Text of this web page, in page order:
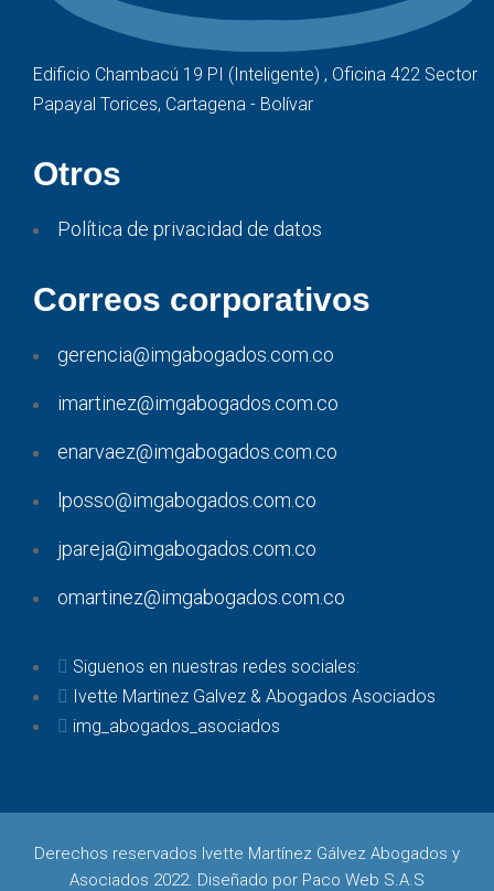
Edificio Chambacú 19 PI (Inteligente) , Oficina 422 Sector
Papayal Torices, Cartagena - Bolívar
Otros
Política de privacidad de datos
Correos corporativos
gerencia@imgabogados.com.co
imartinez@imgabogados.com.co
enarvaez@imgabogados.com.co
lposso@imgabogados.com.co
jpareja@imgabogados.com.co
omartinez@imgabogados.com.co
Siguenos en nuestras redes sociales:
Ivette Martinez Galvez & Abogados Asociados
img_abogados_asociados
Derechos reservados Ivette Martínez Gálvez Abogados y
Asociados 2022. Diseñado por Paco Web S.A.S